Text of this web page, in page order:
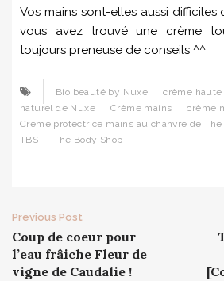
Vos mains sont-elles aussi difficiles
vous avez trouvé une crème
toujours preneuse de conseils ^^
Bio beauté by Nuxe
crème
naturel de Nuxe
Crème mains
crème
Crème protectrice mains au chanvre de The
TBS
The Body Shop
Post
navigation
Previous Post
Coup de coeur pour
l’eau frâiche Fleur de
vigne de Caudalie !